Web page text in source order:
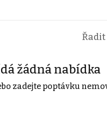
Řadit
žádná nabídka
zadejte poptávku